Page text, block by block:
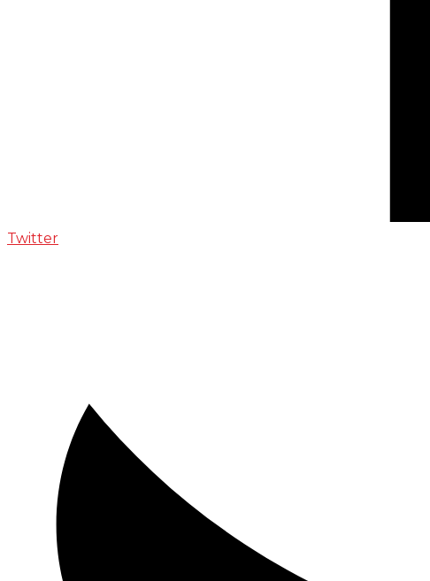
Twitter